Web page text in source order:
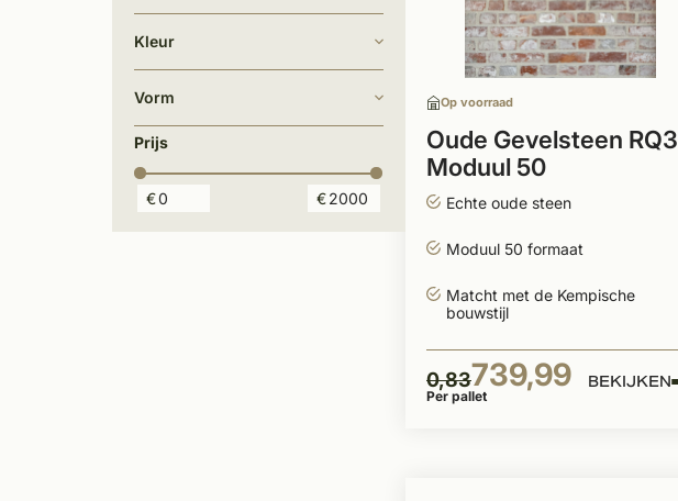
Kleur
Vorm
Prijs
€ €
Op voorraad
Oude Gevelsteen RQ3
Moduul 50
Echte oude steen
Moduul 50 formaat
Matcht met de Kempische
bouwstijl
0,83739,99
Per pallet
BEKIJKEN